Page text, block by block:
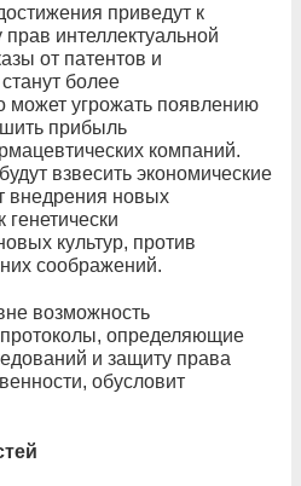
приведут к
интеллектуальной
от патентов и
более
может угрожать появлению
прибыль
компаний.
взвесить экономические
внедрения новых
генетически
культур, против
соображений.
возможность
определяющие
и защиту права
обусловит